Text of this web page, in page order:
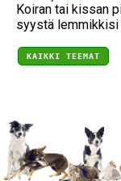
Koiran tai kissan
syystä
KAIKKI TEEMAT